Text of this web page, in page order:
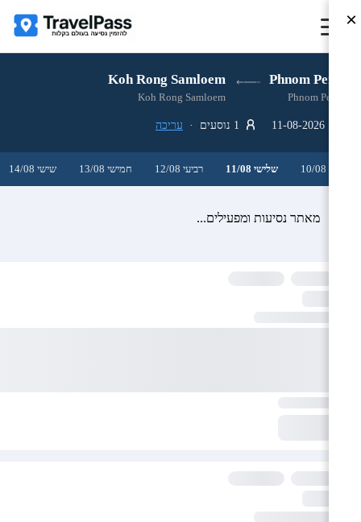
Phnom Penh
Koh Rong Samloem
Phnom Penh
Koh Rong Samloem
עריכה
שלישי 11/08 רביעי 12/08 חמישי 13/08 שישי 14/08
מאתר נסיעות ומפעילים...
×